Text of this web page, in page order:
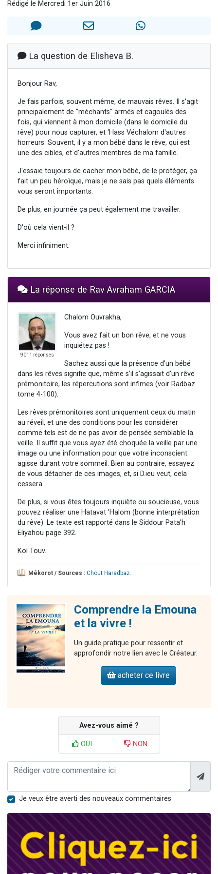
30 personnes viennent de faire un don pour Sauvez la jambe de Yohan
12 nouvelles musiques dans Torah-Box Music
29 personnes viennent de demander une bénédiction
Rédigé le Mercredi 1er Juin 2016
La question de Elisheva B.
Bonjour Rav,
Je fais parfois, souvent même, de mauvais rêves. Il s'agit
principalement de "méchants" armés et cagoulés des
fois, qui viennent à mon domicile (dans le domicile du
rêve) pour nous capturer, et 'Hass Véchalom d'autres
horreurs. Souvent, il y a mon bébé dans le rêve, qui est
une des cibles, et d'autres membres de ma famille.
J'essaie toujours de cacher mon bébé, de le protéger, ça
fait un peu héroïque, mais je ne sais pas quels éléments
vous seront importants.
De plus, en journée ça peut également me travailler.
D'où cela vient-il ?
Merci infiniment.
La réponse de Rav Avraham GARCIA
9011 réponses
Chalom Ouvrakha,
Vous avez fait un bon rêve, et ne vous
inquiétez pas !
Sachez aussi que la présence d'un bébé
dans les rêves signifie que, même s'il s'agissait d'un rêve
prémonitoire, les répercutions sont infimes (voir Radbaz
tome 4-100).
Les rêves prémonitoires sont uniquement ceux du matin
au réveil, et une des conditions pour les considérer
comme tels est de ne pas avoir de pensée semblable la
veille. Il suffit que vous ayez été choquée la veille par une
image ou une information pour que votre inconscient
agisse durant votre sommeil. Bien au contraire, essayez
de vous détacher de ces images, et, si D.ieu veut, cela
cessera.
De plus, si vous êtes toujours inquiète ou soucieuse, vous
pouvez réaliser une Hatavat 'Halom (bonne interprétation
du rêve). Le texte est rapporté dans le Siddour Pata'h
Eliyahou page 392.
Kol Touv.
Mékorot / Sources : Chout Haradbaz.
Comprendre la Emouna
et la vivre !
Un guide pratique pour ressentir et
approfondir notre lien avec le Créateur.
acheter ce livre
Avez-vous aimé ?
OUI NON
Je veux être averti des nouveaux commentaires